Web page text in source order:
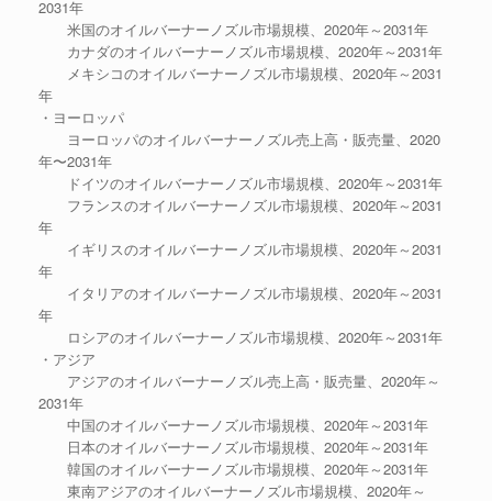
2031年
米国のオイルバーナーノズル市場規模、2020年～2031年
カナダのオイルバーナーノズル市場規模、2020年～2031年
メキシコのオイルバーナーノズル市場規模、2020年～2031
年
・ヨーロッパ
ヨーロッパのオイルバーナーノズル売上高・販売量、2020
年〜2031年
ドイツのオイルバーナーノズル市場規模、2020年～2031年
フランスのオイルバーナーノズル市場規模、2020年～2031
年
イギリスのオイルバーナーノズル市場規模、2020年～2031
年
イタリアのオイルバーナーノズル市場規模、2020年～2031
年
ロシアのオイルバーナーノズル市場規模、2020年～2031年
・アジア
アジアのオイルバーナーノズル売上高・販売量、2020年～
2031年
中国のオイルバーナーノズル市場規模、2020年～2031年
日本のオイルバーナーノズル市場規模、2020年～2031年
韓国のオイルバーナーノズル市場規模、2020年～2031年
東南アジアのオイルバーナーノズル市場規模、2020年～